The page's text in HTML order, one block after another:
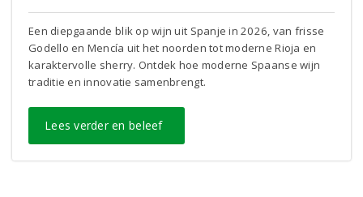
Een diepgaande blik op wijn uit Spanje in 2026, van frisse
Godello en Mencía uit het noorden tot moderne Rioja en
karaktervolle sherry. Ontdek hoe moderne Spaanse wijn
traditie en innovatie samenbrengt.
Lees verder en beleef